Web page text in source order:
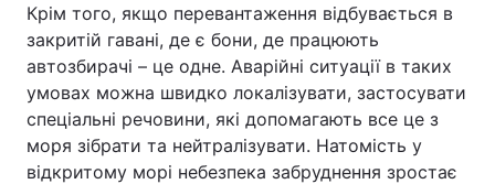
Крім того, якщо перевантаження відбувається в
закритій гавані, де є бони, де працюють
автозбирачі – це одне. Аварійні ситуації в таких
умовах можна швидко локалізувати, застосувати
спеціальні речовини, які допомагають все це з
моря зібрати та нейтралізувати. Натомість у
відкритому морі небезпека забруднення зростає